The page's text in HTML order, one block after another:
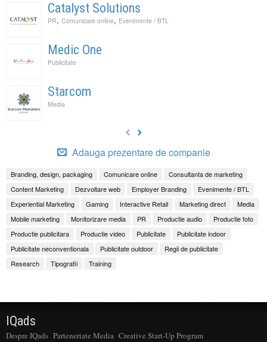
Catalyst Solutions
PR, Comunicare online, Evenimente / BTL
Medic One
Publicitate
Starcom
Media
Adauga prezentare de companie
Branding, design, packaging Comunicare online
Consultanta de marketing
Content Marketing
Dezvoltare web Employer Branding
Evenimente / BTL
Experiential Marketing
Gaming Interactive Retail Marketing direct
Media
Mobile marketing
Monitorizare media PR Productie audio
Productie foto
Productie publicitara
Productie video Publicitate
Publicitate indoor
Publicitate neconventionala
Publicitate outdoor
Regii de publicitate
Research
Tipografii Training
IQads
Despre IQads Parteneriate Media Creative Start-Up Program